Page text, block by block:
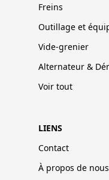
Freins
Outillage et
Vide-grenier
Alternateur &
Voir tout
LIENS
Contact
À propos de nous